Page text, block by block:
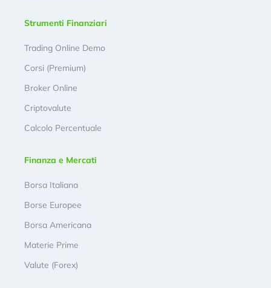
Strumenti Finanziari
Trading Online Demo
Corsi (Premium)
Broker Online
Criptovalute
Calcolo Percentuale
Finanza e Mercati
Borsa Italiana
Borse Europee
Borsa Americana
Materie Prime
Valute (Forex)